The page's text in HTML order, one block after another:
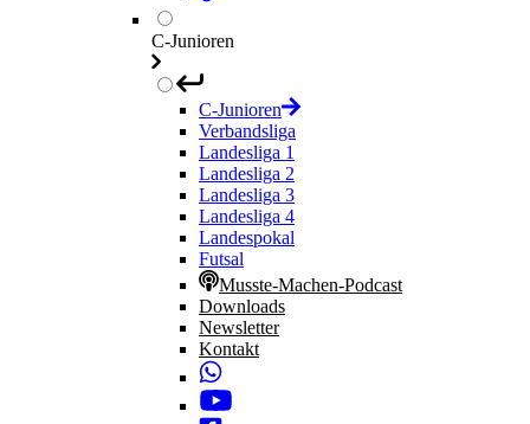
C-Junioren
C-Junioren
Verbandsliga
Landesliga 1
Landesliga 2
Landesliga 3
Landesliga 4
Landespokal
Futsal
Musste-Machen-Podcast
Downloads
Newsletter
Kontakt